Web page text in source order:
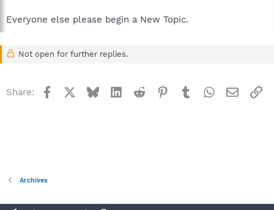
Everyone else please begin a New Topic.
Not open for further replies.
Share: Facebook BlueskyLinkedInReddit Pinterest
TumblrWhatsApp
Email
Archives